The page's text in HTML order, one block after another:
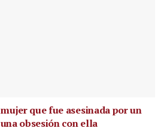
que fue asesinada por un
obsesión con ella